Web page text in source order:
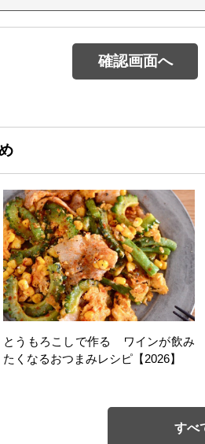
確認画面へ
とうもろこしで作る ワインが飲み
たくなるおつまみレシピ【2026】
すべ